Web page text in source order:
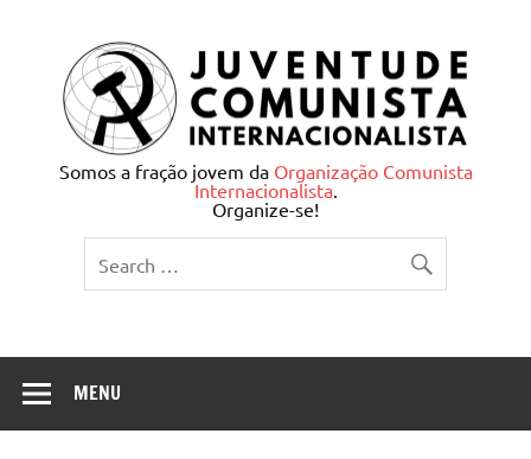
Juventude Comunista
Internacionalista
Somos a fração jovem da Organização Comunista
Internacionalista.
Organize-se!
MENU